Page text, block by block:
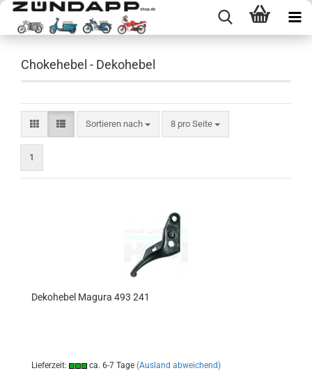
Chokehebel - Dekohebel
Sortieren nach
Sortieren nach 8 pro Seite
pro Seite
1
Dekohebel Magura 493 241
Lieferzeit: ca. 6-7 Tage (Ausland abweichend)